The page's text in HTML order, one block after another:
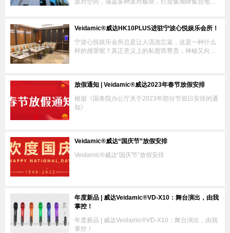
派对空间，涵盖多种派对板块，打造集潮牌集合地、
Veidamic®威达HK10PLUS进驻宁波心悦娱乐会所！
宁波心悦娱乐会所总是让人流连忘返，这是一种什么
样的感受呢？真正意义上的私密而尊贵，神秘又向
放假通知 | Veidamic®威达2023年春节放假安排
根据《国务院办公厅关于2023年部分节假日安排的通
知》
Veidamic®威达“国庆节”放假安排
Veidamic®威达“国庆节”放假安排
年度新品 | 威达Veidamic®VD-X10：舞台演出，由我
掌控！
年度新品 | 威达Veidamic®VD-X10：舞台演出，由我
掌控！